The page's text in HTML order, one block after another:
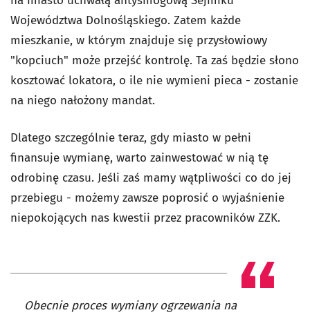
Województwa Dolnośląskiego. Zatem każde
mieszkanie, w którym znajduje się przysłowiowy
"kopciuch" może przejść kontrolę. Ta zaś będzie słono
kosztować lokatora, o ile nie wymieni pieca - zostanie
na niego nałożony mandat.
Dlatego szczególnie teraz, gdy miasto w pełni
finansuje wymianę, warto zainwestować w nią tę
odrobinę czasu. Jeśli zaś mamy wątpliwości co do jej
przebiegu - możemy zawsze poprosić o wyjaśnienie
niepokojących nas kwestii przez pracowników ZZK.
Obecnie proces wymiany ogrzewania na